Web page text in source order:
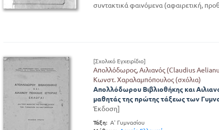
συντακτικά φαινόμενα (αφαιρετική,
[Σχολικό Εγχειρίδιο]
Απολλόδωρος, Αιλιανός (Claudius
Κωνστ. Χαραλαμπόπουλος (σχόλια)
Απολλόδωρου Βιβλιοθήκης και
μαθητάς της πρώτης τάξεως των
Έκδοση]
Τάξη:Α' Γυμνασίου